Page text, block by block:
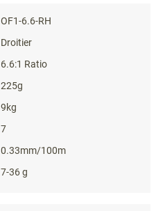
OF1-6.6-RH
Droitier
6.6:1 Ratio
225g
9kg
7
0.33mm/100m
7-36 g